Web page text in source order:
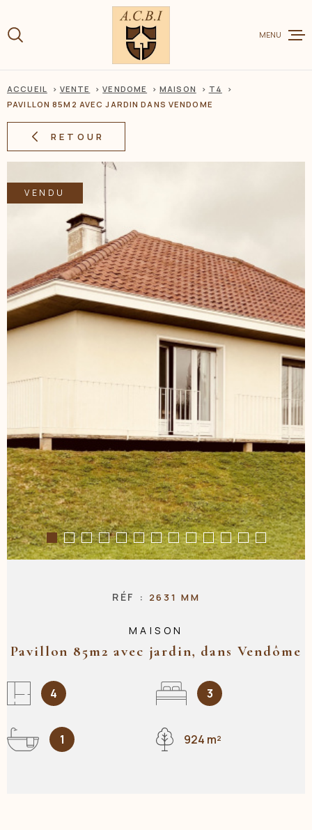
lamenu
contenu
BIEN
BIENS
NOS
CONTACT
MENU
ACCUEIL VENTE VENDOME MAISON
T4
PAVILLON 85M2 AVEC JARDIN DANS VENDOME
RETOUR
VENDU
RÉF : 2631 MM
MAISON
Pavillon 85m2 avec jardin, dans Vendôme
4 3
1 924 m²